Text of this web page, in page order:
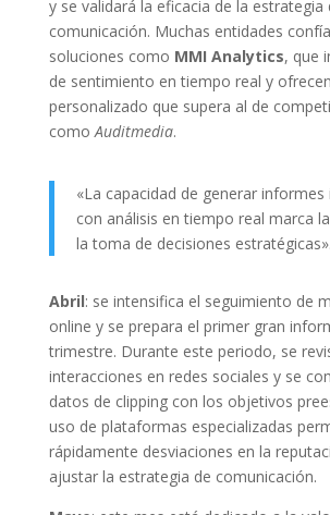
y se validará la eficacia de la estrategia
comunicación. Muchas entidades
soluciones como MMI Analytics, que
de sentimiento en tiempo real y
personalizado que supera al de
comoAuditmedia.
«La capacidad de generar
con análisis en tiempo real marca
la toma de decisiones estratégicas».
Abril: se intensifica el seguimiento de
online y se prepara el primer gran
trimestre. Durante este periodo, se
interacciones en redes sociales y se
datos de clipping con los objetivos
uso de plataformas especializadas
rápidamente desviaciones en la
ajustar la estrategia de comunicación.